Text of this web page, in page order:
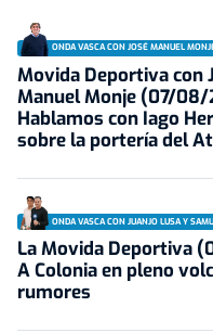
ONDA VASCA CON JOSÉ MANUEL
Movida Deportiva con
Manuel Monje (07/08/
Hablamos con Iago
sobre la portería del
ONDA VASCA CON JUANJO LUSA Y
La Movida Deportiva
A Colonia en pleno
rumores